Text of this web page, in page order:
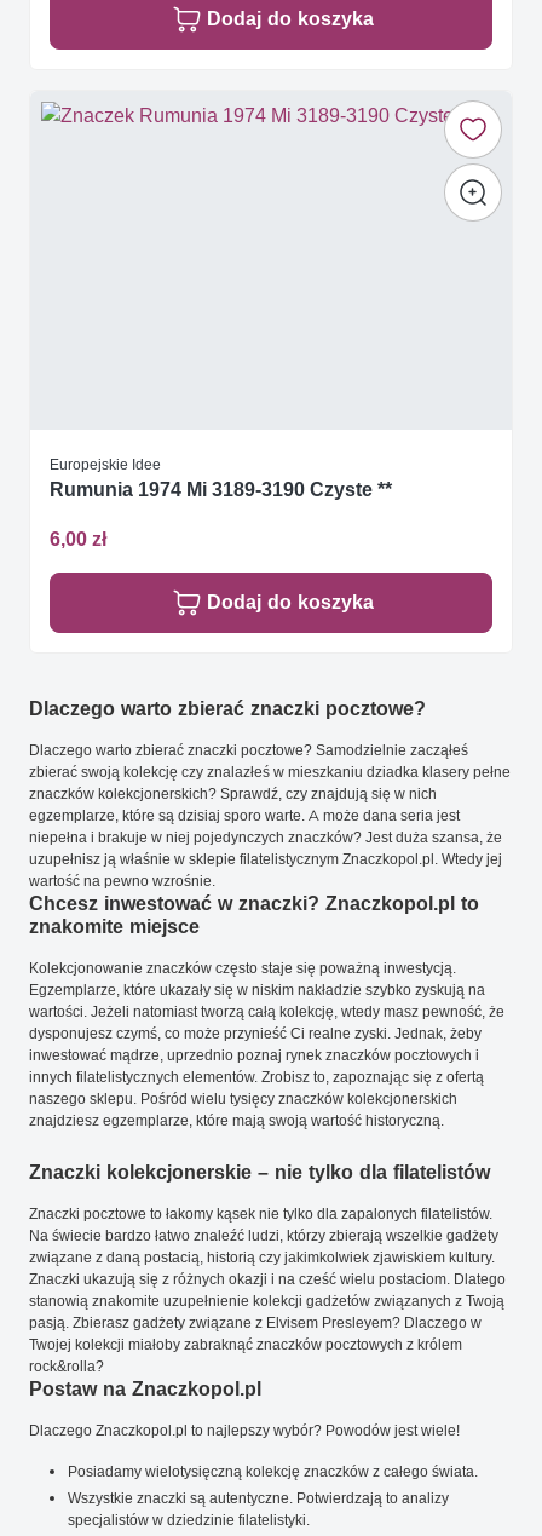
Dodaj do koszyka
Europejskie Idee
Rumunia 1974 Mi 3189-3190 Czyste **
6,00 zł
Dodaj do koszyka
Dlaczego warto zbierać znaczki pocztowe?
Dlaczego warto zbierać znaczki pocztowe? Samodzielnie zacząłeś
zbierać swoją kolekcję czy znalazłeś w mieszkaniu dziadka klasery pełne
znaczków kolekcjonerskich? Sprawdź, czy znajdują się w nich
egzemplarze, które są dzisiaj sporo warte. A może dana seria jest
niepełna i brakuje w niej pojedynczych znaczków? Jest duża szansa, że
uzupełnisz ją właśnie w sklepie filatelistycznym Znaczkopol.pl. Wtedy jej
wartość na pewno wzrośnie.
Chcesz inwestować w znaczki? Znaczkopol.pl to
znakomite miejsce
Kolekcjonowanie znaczków często staje się poważną inwestycją.
Egzemplarze, które ukazały się w niskim nakładzie szybko zyskują na
wartości. Jeżeli natomiast tworzą całą kolekcję, wtedy masz pewność, że
dysponujesz czymś, co może przynieść Ci realne zyski. Jednak, żeby
inwestować mądrze, uprzednio poznaj rynek znaczków pocztowych i
innych filatelistycznych elementów. Zrobisz to, zapoznając się z ofertą
naszego sklepu. Pośród wielu tysięcy znaczków kolekcjonerskich
znajdziesz egzemplarze, które mają swoją wartość historyczną.
Znaczki kolekcjonerskie – nie tylko dla filatelistów
Znaczki pocztowe to łakomy kąsek nie tylko dla zapalonych filatelistów.
Na świecie bardzo łatwo znaleźć ludzi, którzy zbierają wszelkie gadżety
związane z daną postacią, historią czy jakimkolwiek zjawiskiem kultury.
Znaczki ukazują się z różnych okazji i na cześć wielu postaciom. Dlatego
stanowią znakomite uzupełnienie kolekcji gadżetów związanych z Twoją
pasją. Zbierasz gadżety związane z Elvisem Presleyem? Dlaczego w
Twojej kolekcji miałoby zabraknąć znaczków pocztowych z królem
rock&rolla?
Postaw na Znaczkopol.pl
Dlaczego Znaczkopol.pl to najlepszy wybór? Powodów jest wiele!
Posiadamy wielotysięczną kolekcję znaczków z całego świata.
Wszystkie znaczki są autentyczne. Potwierdzają to analizy
specjalistów w dziedzinie filatelistyki.